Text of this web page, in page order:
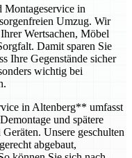
in
Umzug. Wir
Wertsachen, Möbel
Damit sparen Sie
Ihre Gegenstände sicher
wichtig bei
in Altenberg** umfasst
und spätere
Unsere geschulten
abgebaut,